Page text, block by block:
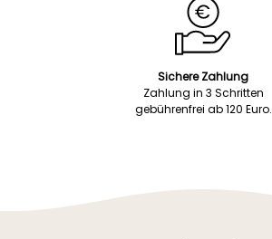
Sichere Zahlung
Zahlung in 3 Schritten
gebührenfrei ab 120 Euro.